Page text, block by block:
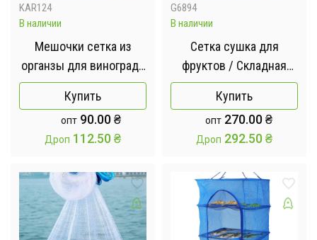
KAR124
В наличии
Мешочки сетка из
органзы для винограда
30х20 см / Мешочки
для защиты растений
ячейка 0,5 мм Зеленый
Купить
опт 90.00₴
Дроп 112.50₴
G6894
В наличии
Сетка сушка для
фруктов / Складная
сетка для сушки рыбы
/ Подвесная сушилка
для грибов 60х40х60см,
3 яруса
Купить
опт 270.00₴
Дроп 292.50₴